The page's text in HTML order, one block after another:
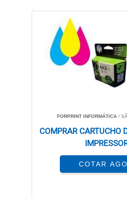
FORPRINT INFORMÁTICA /
COMPRAR CARTUCHO
COTAR